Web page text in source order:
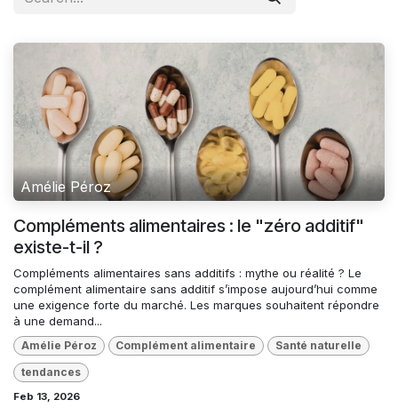
Amélie Péroz
Compléments alimentaires : le "zéro additif"
existe-t-il ?
Compléments alimentaires sans additifs : mythe ou réalité ? Le
complément alimentaire sans additif s’impose aujourd’hui comme
une exigence forte du marché. Les marques souhaitent répondre
à une demand...
Amélie Péroz Complément alimentaire Santé naturelle
tendances
Feb 13, 2026